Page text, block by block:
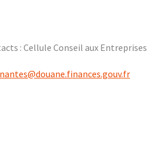
: Cellule Conseil aux Entreprises